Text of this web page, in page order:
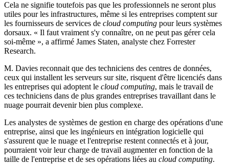
Cela ne signifie toutefois pas que les professionnels ne seront plus
utiles pour les infrastructures, même si les entreprises comptent sur
les fournisseurs de services de cloud computing pour leurs systèmes
dorsaux. « Il faut vraiment s'y connaître, on ne peut pas gérer cela
soi-même », a affirmé James Staten, analyste chez Forrester
Research.
M. Davies reconnait que des techniciens des centres de données,
ceux qui installent les serveurs sur site, risquent d'être licenciés dans
les entreprises qui adoptent le cloud computing, mais le travail de
ces techniciens dans de plus grandes entreprises travaillant dans le
nuage pourrait devenir bien plus complexe.
Les analystes de systèmes de gestion en charge des opérations d'une
entreprise, ainsi que les ingénieurs en intégration logicielle qui
s'assurent que le nuage et l'entreprise restent connectés et à jour,
pourraient voir leur charge de travail augmenter en fonction de la
taille de l'entreprise et de ses opérations liées au cloud computing.